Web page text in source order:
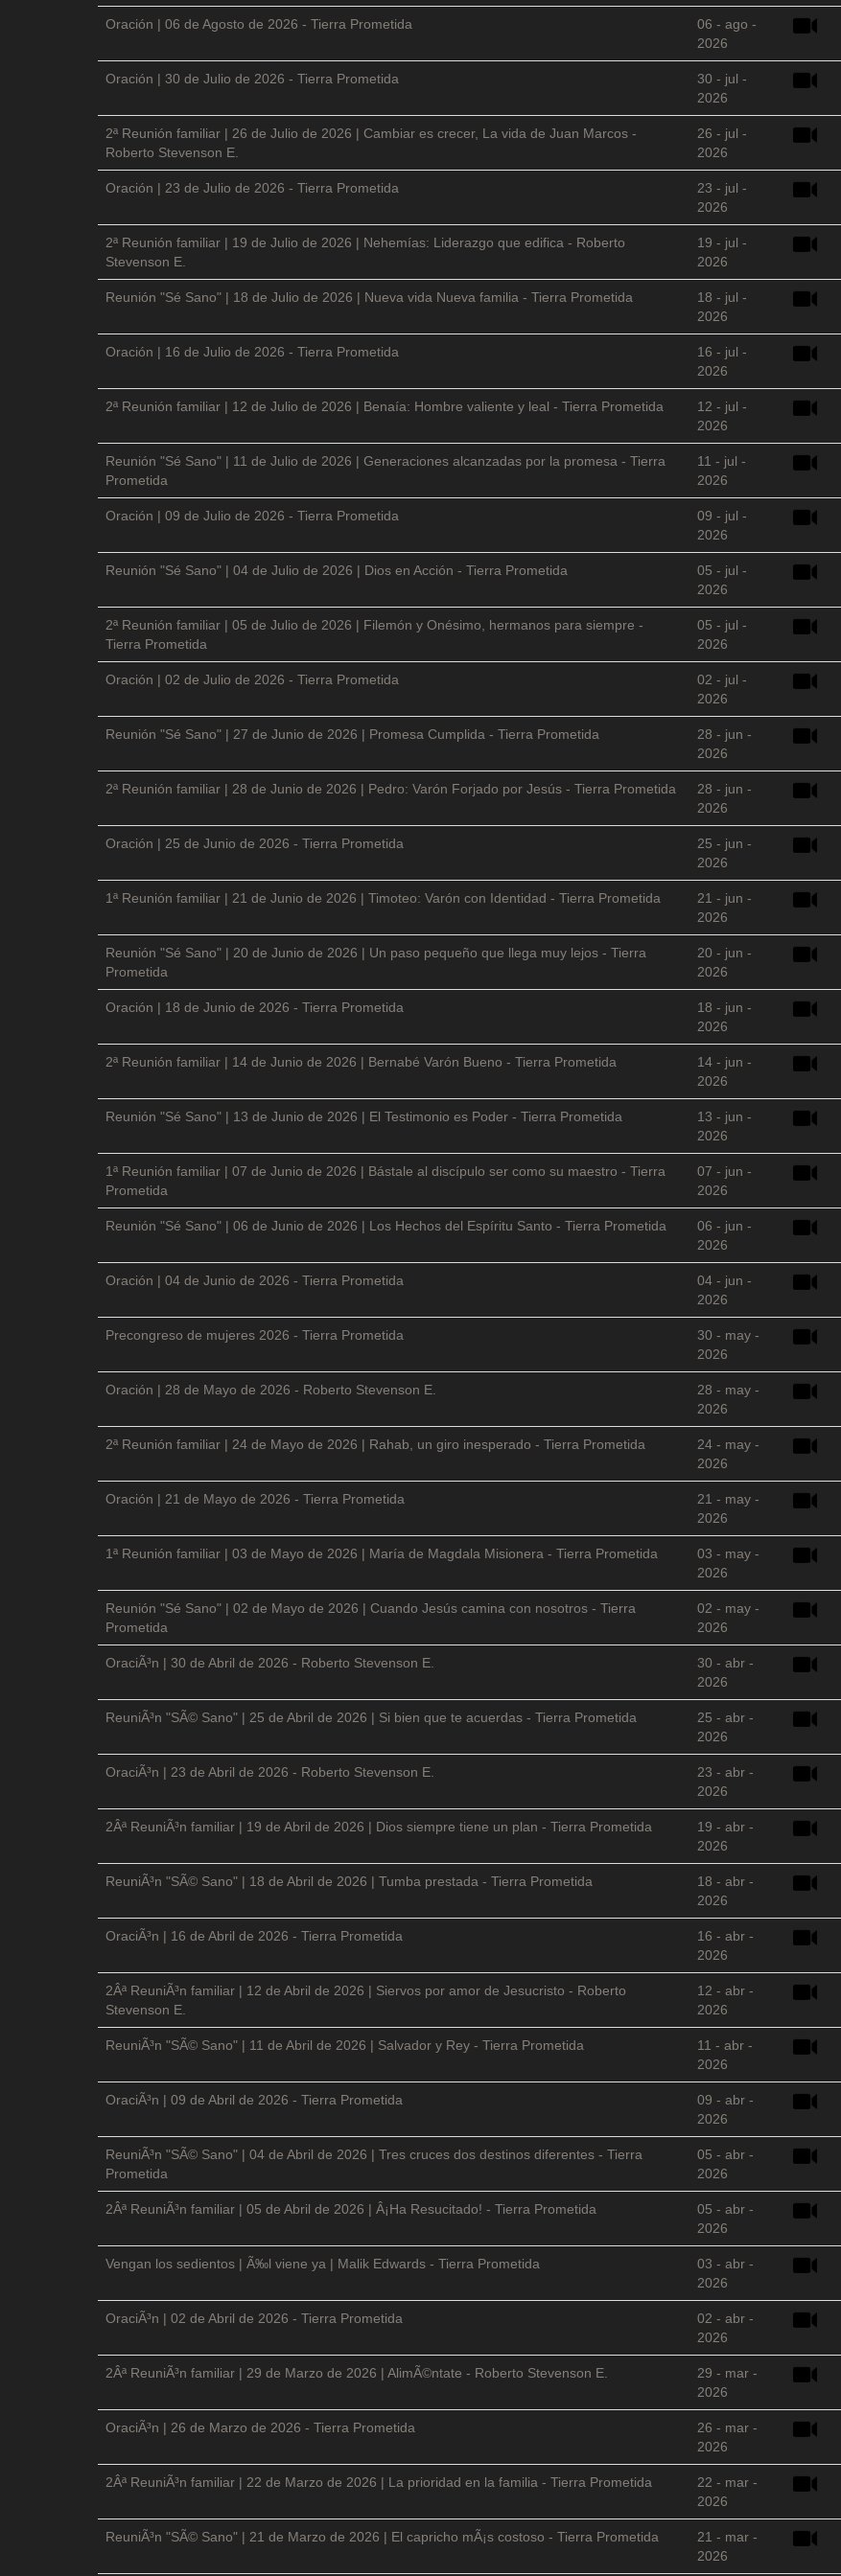
Oración | 06 de Agosto de 2026 - Tierra Prometida
06 - ago -
2026
Oración | 30 de Julio de 2026 - Tierra Prometida
30 - jul -
2026
2ª Reunión familiar | 26 de Julio de 2026 | Cambiar es crecer, La vida de Juan Marcos -
Roberto Stevenson E.
26 - jul -
2026
Oración | 23 de Julio de 2026 - Tierra Prometida
23 - jul -
2026
2ª Reunión familiar | 19 de Julio de 2026 | Nehemías: Liderazgo que edifica - Roberto
Stevenson E.
19 - jul -
2026
Reunión "Sé Sano" | 18 de Julio de 2026 | Nueva vida Nueva familia - Tierra Prometida
18 - jul -
2026
Oración | 16 de Julio de 2026 - Tierra Prometida
16 - jul -
2026
2ª Reunión familiar | 12 de Julio de 2026 | Benaía: Hombre valiente y leal - Tierra Prometida
12 - jul -
2026
Reunión "Sé Sano" | 11 de Julio de 2026 | Generaciones alcanzadas por la promesa - Tierra
Prometida
11 - jul -
2026
Oración | 09 de Julio de 2026 - Tierra Prometida
09 - jul -
2026
Reunión "Sé Sano" | 04 de Julio de 2026 | Dios en Acción - Tierra Prometida
05 - jul -
2026
2ª Reunión familiar | 05 de Julio de 2026 | Filemón y Onésimo, hermanos para siempre -
Tierra Prometida
05 - jul -
2026
Oración | 02 de Julio de 2026 - Tierra Prometida
02 - jul -
2026
Reunión "Sé Sano" | 27 de Junio de 2026 | Promesa Cumplida - Tierra Prometida
28 - jun -
2026
2ª Reunión familiar | 28 de Junio de 2026 | Pedro: Varón Forjado por Jesús - Tierra Prometida
28 - jun -
2026
Oración | 25 de Junio de 2026 - Tierra Prometida
25 - jun -
2026
1ª Reunión familiar | 21 de Junio de 2026 | Timoteo: Varón con Identidad - Tierra Prometida
21 - jun -
2026
Reunión "Sé Sano" | 20 de Junio de 2026 | Un paso pequeño que llega muy lejos - Tierra
Prometida
20 - jun -
2026
Oración | 18 de Junio de 2026 - Tierra Prometida
18 - jun -
2026
2ª Reunión familiar | 14 de Junio de 2026 | Bernabé Varón Bueno - Tierra Prometida
14 - jun -
2026
Reunión "Sé Sano" | 13 de Junio de 2026 | El Testimonio es Poder - Tierra Prometida
13 - jun -
2026
1ª Reunión familiar | 07 de Junio de 2026 | Bástale al discípulo ser como su maestro - Tierra
Prometida
07 - jun -
2026
Reunión "Sé Sano" | 06 de Junio de 2026 | Los Hechos del Espíritu Santo - Tierra Prometida
06 - jun -
2026
Oración | 04 de Junio de 2026 - Tierra Prometida
04 - jun -
2026
Precongreso de mujeres 2026 - Tierra Prometida
30 - may -
2026
Oración | 28 de Mayo de 2026 - Roberto Stevenson E.
28 - may -
2026
2ª Reunión familiar | 24 de Mayo de 2026 | Rahab, un giro inesperado - Tierra Prometida
24 - may -
2026
Oración | 21 de Mayo de 2026 - Tierra Prometida
21 - may -
2026
1ª Reunión familiar | 03 de Mayo de 2026 | María de Magdala Misionera - Tierra Prometida
03 - may -
2026
Reunión "Sé Sano" | 02 de Mayo de 2026 | Cuando Jesús camina con nosotros - Tierra
Prometida
02 - may -
2026
OraciÃ³n | 30 de Abril de 2026 - Roberto Stevenson E.
30 - abr -
2026
ReuniÃ³n "SÃ© Sano" | 25 de Abril de 2026 | Si bien que te acuerdas - Tierra Prometida
25 - abr -
2026
OraciÃ³n | 23 de Abril de 2026 - Roberto Stevenson E.
23 - abr -
2026
2Âª ReuniÃ³n familiar | 19 de Abril de 2026 | Dios siempre tiene un plan - Tierra Prometida
19 - abr -
2026
ReuniÃ³n "SÃ© Sano" | 18 de Abril de 2026 | Tumba prestada - Tierra Prometida
18 - abr -
2026
OraciÃ³n | 16 de Abril de 2026 - Tierra Prometida
16 - abr -
2026
2Âª ReuniÃ³n familiar | 12 de Abril de 2026 | Siervos por amor de Jesucristo - Roberto
Stevenson E.
12 - abr -
2026
ReuniÃ³n "SÃ© Sano" | 11 de Abril de 2026 | Salvador y Rey - Tierra Prometida
11 - abr -
2026
OraciÃ³n | 09 de Abril de 2026 - Tierra Prometida
09 - abr -
2026
ReuniÃ³n "SÃ© Sano" | 04 de Abril de 2026 | Tres cruces dos destinos diferentes - Tierra
Prometida
05 - abr -
2026
2Âª ReuniÃ³n familiar | 05 de Abril de 2026 | Â¡Ha Resucitado! - Tierra Prometida
05 - abr -
2026
Vengan los sedientos | Ã‰l viene ya | Malik Edwards - Tierra Prometida
03 - abr -
2026
OraciÃ³n | 02 de Abril de 2026 - Tierra Prometida
02 - abr -
2026
2Âª ReuniÃ³n familiar | 29 de Marzo de 2026 | AlimÃ©ntate - Roberto Stevenson E.
29 - mar -
2026
OraciÃ³n | 26 de Marzo de 2026 - Tierra Prometida
26 - mar -
2026
2Âª ReuniÃ³n familiar | 22 de Marzo de 2026 | La prioridad en la familia - Tierra Prometida
22 - mar -
2026
ReuniÃ³n "SÃ© Sano" | 21 de Marzo de 2026 | El capricho mÃ¡s costoso - Tierra Prometida
21 - mar -
2026